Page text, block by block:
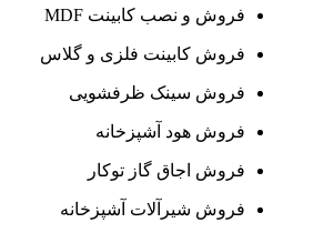
فروش و نصب کابینت MDF
فروش کابینت فلزی و گلاس
فروش سینک ظرفشویی
فروش هود آشپزخانه
فروش اجاق گاز توکار
فروش شیرآلات آشپزخانه